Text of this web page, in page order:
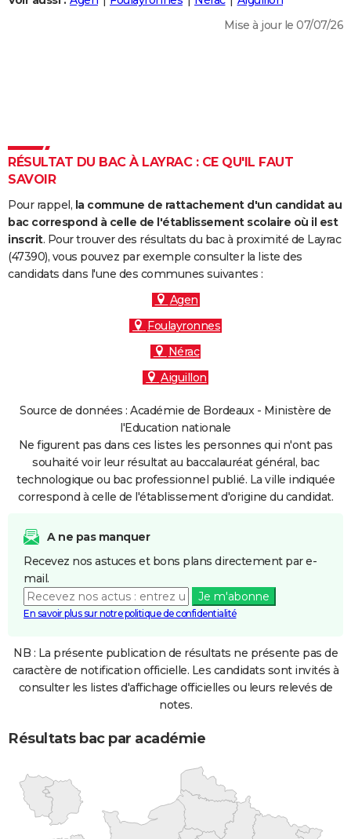
DICTIONNAIRE
Dictionnaire
Biographies
Citations
Expressions
Proverbes
PROGRAMME TV
COPAINS D'AVANT
S'inscrire
Se connecter
Lycées
Collèges
Primaires
Universités
Entreprises
Service militaire
Avis de recherche
AVIS DE DÉCÈS
FORUM
Mise à jour le 07/07/26
RÉSULTAT DU BAC À LAYRAC : CE QU'IL FAUT
SAVOIR
Pour rappel, la commune de rattachement d'un candidat au
bac correspond à celle de l'établissement scolaire où il est
inscrit. Pour trouver des résultats du bac à proximité de Layrac
(47390), vous pouvez par exemple consulter la liste des
candidats dans l'une des communes suivantes :
Agen
Foulayronnes
Nérac
Aiguillon
Source de données : Académie de Bordeaux - Ministère de
l'Education nationale
Ne figurent pas dans ces listes les personnes qui n'ont pas
souhaité voir leur résultat au baccalauréat général, bac
technologique ou bac professionnel publié. La ville indiquée
correspond à celle de l'établissement d'origine du candidat.
A ne pas manquer
Recevez nos astuces et bons plans directement par e-
mail.
Je m'abonne
En savoir plus sur notre politique de confidentialité
NB : La présente publication de résultats ne présente pas de
caractère de notification officielle. Les candidats sont invités à
consulter les listes d'affichage officielles ou leurs relevés de
notes.
Résultats bac par académie